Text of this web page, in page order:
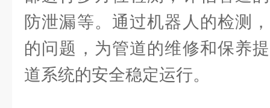
防泄漏等。通过机器人的检测
的问题，为管道的维修和保养
道系统的安全稳定运行。